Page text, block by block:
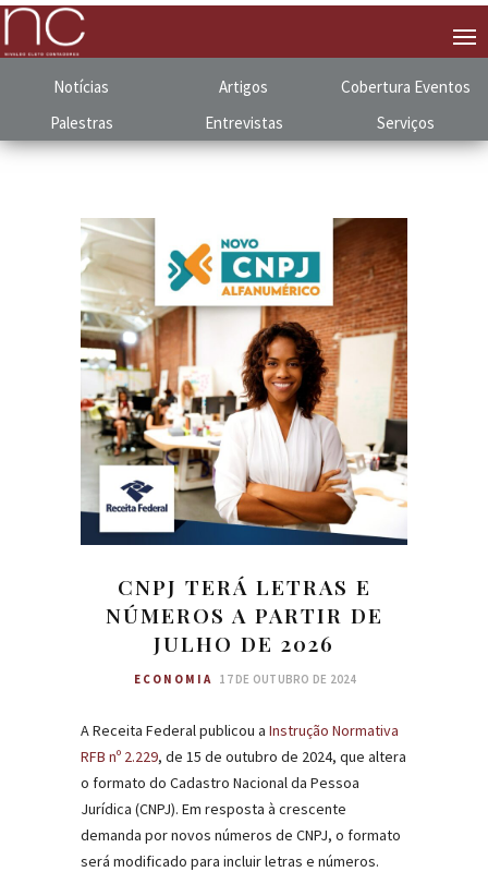
Notícias Artigos Cobertura Eventos
Palestras
Entrevistas Serviços
CNPJ TERÁ LETRAS E
NÚMEROS A PARTIR DE
JULHO DE 2026
ECONOMIA 17 DE OUTUBRO DE 2024
A Receita Federal publicou a Instrução Normativa
RFB nº 2.229, de 15 de outubro de 2024, que altera
o formato do Cadastro Nacional da Pessoa
Jurídica (CNPJ). Em resposta à crescente
demanda por novos números de CNPJ, o formato
será modificado para incluir letras e números.